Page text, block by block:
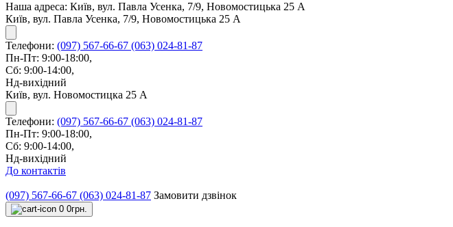
Наша адреса: Київ, вул. Павла Усенка, 7/9, Новомостицька 25 А
Київ, вул. Павла Усенка, 7/9, Новомостицька 25 А
Телефони: (097) 567-66-67 (063) 024-81-87
Пн-Пт: 9:00-18:00,
Сб: 9:00-14:00,
Нд-вихідний
Київ, вул. Новомостицка 25 А
Телефони: (097) 567-66-67 (063) 024-81-87
Пн-Пт: 9:00-18:00,
Сб: 9:00-14:00,
Нд-вихідний
До контактів
(097) 567-66-67 (063) 024-81-87 Замовити дзвінок
0 0грн.